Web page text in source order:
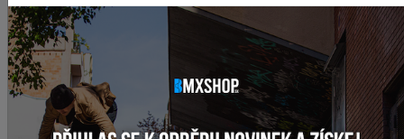
Stredové zloženie BMX RANT BANG UR SPANISH BB